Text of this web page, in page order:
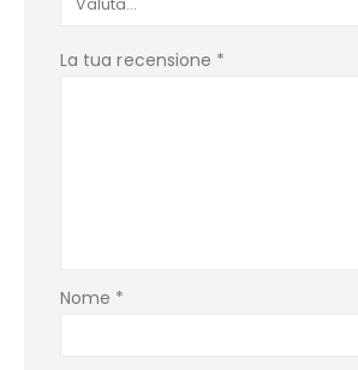
La tua recensione *
Nome *